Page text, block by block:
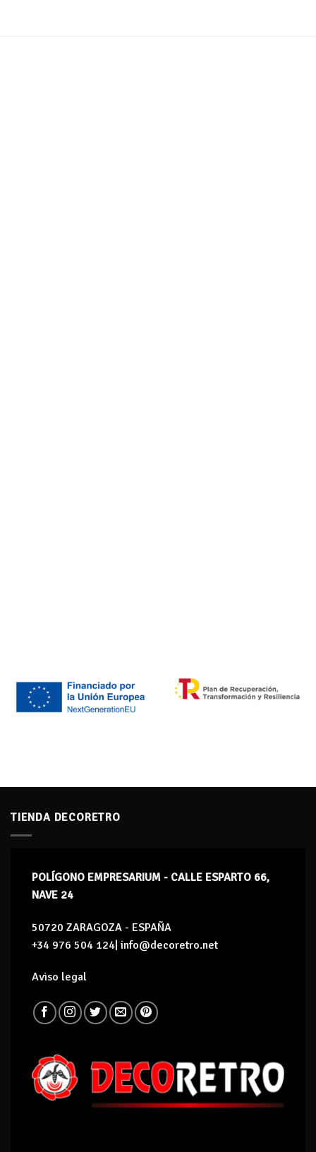
TIENDA DECORETRO
POLÍGONO EMPRESARIUM - CALLE ESPARTO 66,
NAVE 24
50720 ZARAGOZA - ESPAÑA
+34 976 504 124| info@decoretro.net
Aviso legal